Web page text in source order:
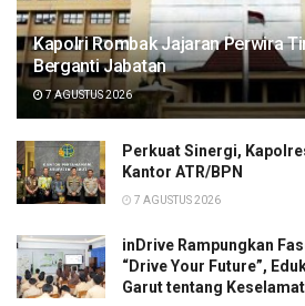
Kapolri Rombak Jajaran Perwira
Berganti Jabatan
7 AGUSTUS 2026
Perkuat Sinergi,
Kantor ATR/BPN
7 AGUSTUS 2026
inDrive Rampungkan
“Drive Your Future”,
Garut tentang